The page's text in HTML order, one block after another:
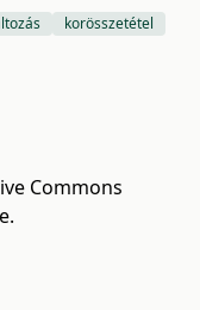
korösszetétel
Commons
.